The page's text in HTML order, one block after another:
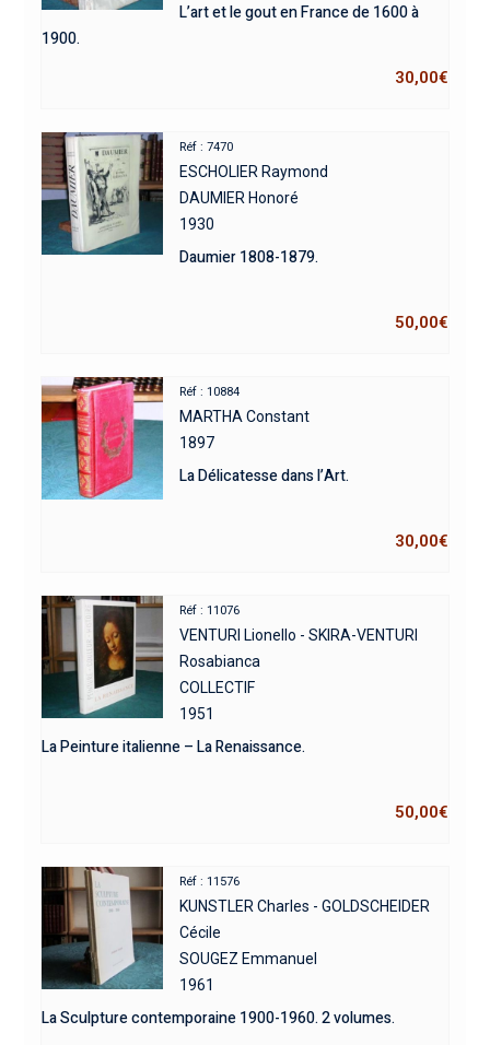
L’art et le gout en France de 1600 à
1900.
30,00€
Réf : 7470
ESCHOLIER Raymond
DAUMIER Honoré
1930
Daumier 1808-1879.
50,00€
Réf : 10884
MARTHA Constant
1897
La Délicatesse dans l’Art.
30,00€
Réf : 11076
VENTURI Lionello - SKIRA-VENTURI
Rosabianca
COLLECTIF
1951
La Peinture italienne – La Renaissance.
50,00€
Réf : 11576
KUNSTLER Charles - GOLDSCHEIDER
Cécile
SOUGEZ Emmanuel
1961
La Sculpture contemporaine 1900-1960. 2 volumes.